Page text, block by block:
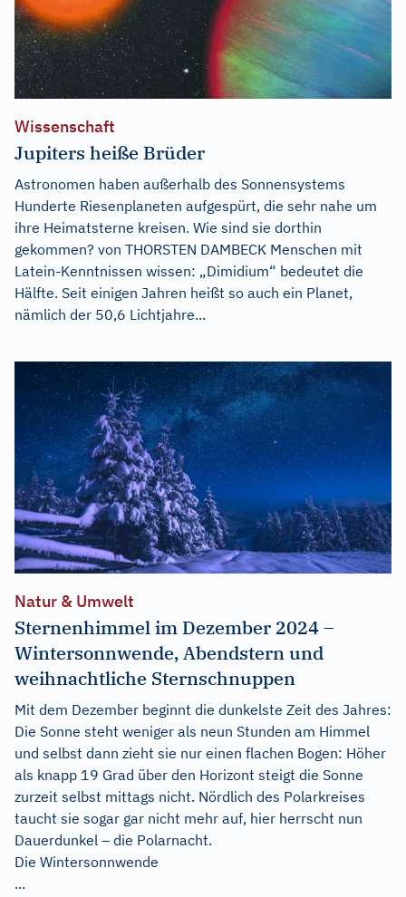
Wissenschaft
Jupiters heiße Brüder
Astronomen haben außerhalb des Sonnensystems
Hunderte Riesenplaneten aufgespürt, die sehr nahe um
ihre Heimatsterne kreisen. Wie sind sie dorthin
gekommen? von THORSTEN DAMBECK Menschen mit
Latein-Kenntnissen wissen: „Dimidium“ bedeutet die
Hälfte. Seit einigen Jahren heißt so auch ein Planet,
nämlich der 50,6 Lichtjahre...
Natur & Umwelt
Sternenhimmel im Dezember 2024 –
Wintersonnwende, Abendstern und
weihnachtliche Sternschnuppen
Mit dem Dezember beginnt die dunkelste Zeit des Jahres:
Die Sonne steht weniger als neun Stunden am Himmel
und selbst dann zieht sie nur einen flachen Bogen: Höher
als knapp 19 Grad über den Horizont steigt die Sonne
zurzeit selbst mittags nicht. Nördlich des Polarkreises
taucht sie sogar gar nicht mehr auf, hier herrscht nun
Dauerdunkel – die Polarnacht.
Die Wintersonnwende
...